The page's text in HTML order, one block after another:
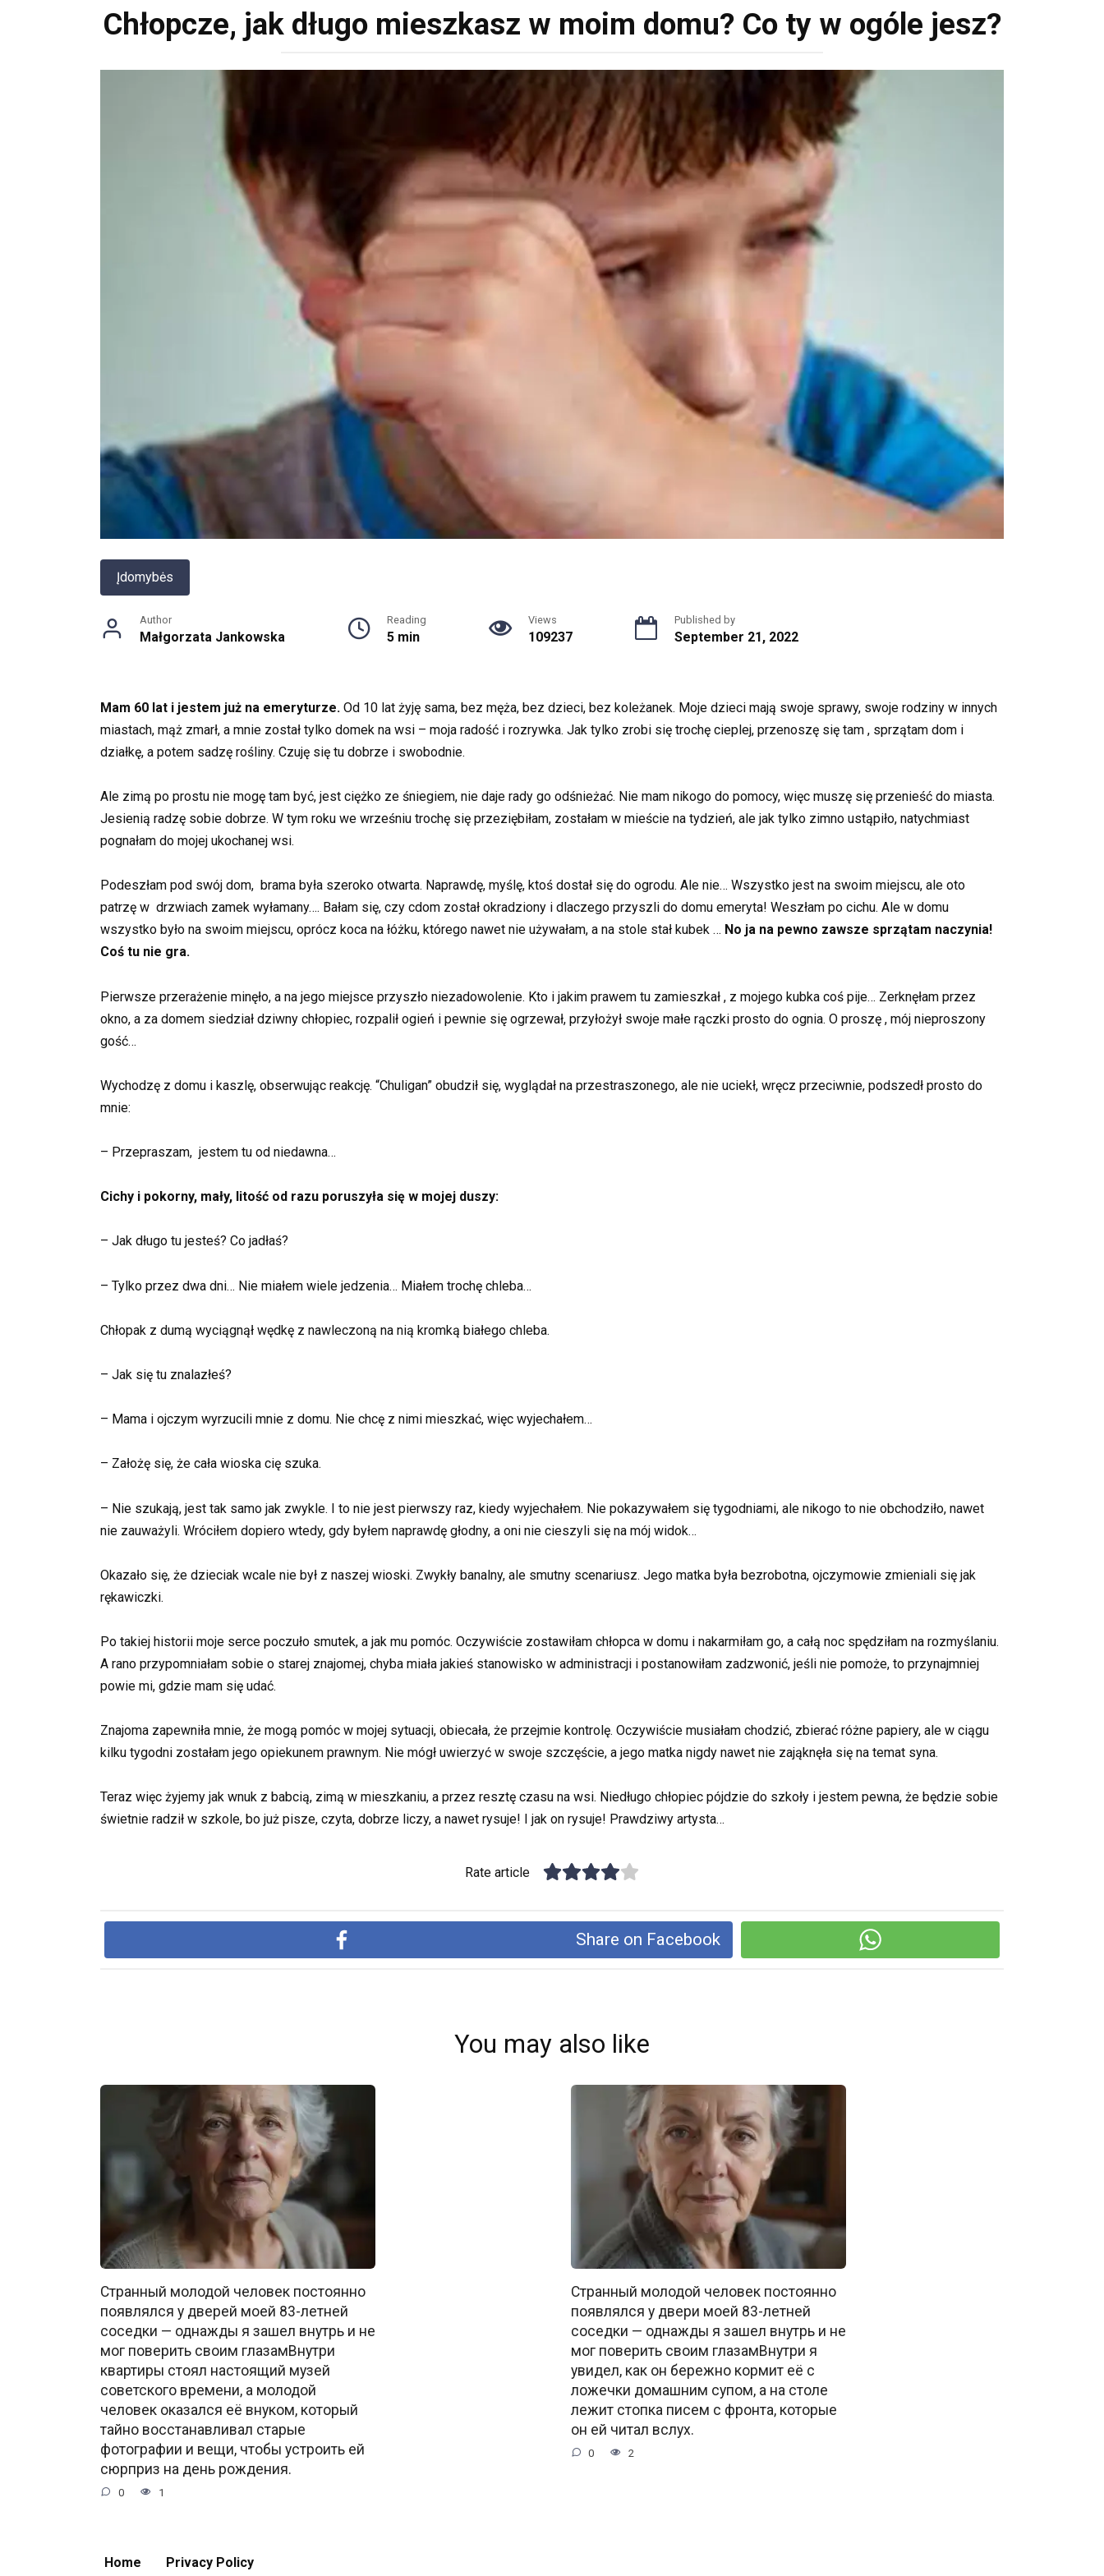
Chłopcze, jak długo mieszkasz w moim domu? Co ty w ogóle jesz?
Įdomybės
Author
Małgorzata Jankowska
Reading
5 min
Views
109237
Published by
September 21, 2022
Mam 60 lat i jestem już na emeryturze. Od 10 lat żyję sama, bez męża, bez dzieci, bez koleżanek. Moje dzieci mają swoje sprawy, swoje rodziny w innych
miastach, mąż zmarł, a mnie został tylko domek na wsi – moja radość i rozrywka. Jak tylko zrobi się trochę cieplej, przenoszę się tam , sprzątam dom i
działkę, a potem sadzę rośliny. Czuję się tu dobrze i swobodnie.
Ale zimą po prostu nie mogę tam być, jest ciężko ze śniegiem, nie daje rady go odśnieżać. Nie mam nikogo do pomocy, więc muszę się przenieść do miasta.
Jesienią radzę sobie dobrze. W tym roku we wrześniu trochę się przeziębiłam, zostałam w mieście na tydzień, ale jak tylko zimno ustąpiło, natychmiast
pognałam do mojej ukochanej wsi.
Podeszłam pod swój dom, brama była szeroko otwarta. Naprawdę, myślę, ktoś dostał się do ogrodu. Ale nie… Wszystko jest na swoim miejscu, ale oto
patrzę w drzwiach zamek wyłamany…. Bałam się, czy cdom został okradziony i dlaczego przyszli do domu emeryta! Weszłam po cichu. Ale w domu
wszystko było na swoim miejscu, oprócz koca na łóżku, którego nawet nie używałam, a na stole stał kubek … No ja na pewno zawsze sprzątam naczynia!
Coś tu nie gra.
Pierwsze przerażenie minęło, a na jego miejsce przyszło niezadowolenie. Kto i jakim prawem tu zamieszkał , z mojego kubka coś pije… Zerknęłam przez
okno, a za domem siedział dziwny chłopiec, rozpalił ogień i pewnie się ogrzewał, przyłożył swoje małe rączki prosto do ognia. O proszę , mój nieproszony
gość…
Wychodzę z domu i kaszlę, obserwując reakcję. “Chuligan” obudził się, wyglądał na przestraszonego, ale nie uciekł, wręcz przeciwnie, podszedł prosto do
mnie:
– Przepraszam, jestem tu od niedawna…
Cichy i pokorny, mały, litość od razu poruszyła się w mojej duszy:
– Jak długo tu jesteś? Co jadłaś?
– Tylko przez dwa dni… Nie miałem wiele jedzenia… Miałem trochę chleba…
Chłopak z dumą wyciągnął wędkę z nawleczoną na nią kromką białego chleba.
– Jak się tu znalazłeś?
– Mama i ojczym wyrzucili mnie z domu. Nie chcę z nimi mieszkać, więc wyjechałem…
– Założę się, że cała wioska cię szuka.
– Nie szukają, jest tak samo jak zwykle. I to nie jest pierwszy raz, kiedy wyjechałem. Nie pokazywałem się tygodniami, ale nikogo to nie obchodziło, nawet
nie zauważyli. Wróciłem dopiero wtedy, gdy byłem naprawdę głodny, a oni nie cieszyli się na mój widok…
Okazało się, że dzieciak wcale nie był z naszej wioski. Zwykły banalny, ale smutny scenariusz. Jego matka była bezrobotna, ojczymowie zmieniali się jak
rękawiczki.
Po takiej historii moje serce poczuło smutek, a jak mu pomóc. Oczywiście zostawiłam chłopca w domu i nakarmiłam go, a całą noc spędziłam na rozmyślaniu.
A rano przypomniałam sobie o starej znajomej, chyba miała jakieś stanowisko w administracji i postanowiłam zadzwonić, jeśli nie pomoże, to przynajmniej
powie mi, gdzie mam się udać.
Znajoma zapewniła mnie, że mogą pomóc w mojej sytuacji, obiecała, że przejmie kontrolę. Oczywiście musiałam chodzić, zbierać różne papiery, ale w ciągu
kilku tygodni zostałam jego opiekunem prawnym. Nie mógł uwierzyć w swoje szczęście, a jego matka nigdy nawet nie zająknęła się na temat syna.
Teraz więc żyjemy jak wnuk z babcią, zimą w mieszkaniu, a przez resztę czasu na wsi. Niedługo chłopiec pójdzie do szkoły i jestem pewna, że będzie sobie
świetnie radził w szkole, bo już pisze, czyta, dobrze liczy, a nawet rysuje! I jak on rysuje! Prawdziwy artysta…
Rate article
Share on Facebook
You may also like
Странный молодой человек постоянно
появлялся у дверей моей 83-летней
соседки — однажды я зашел внутрь и не
мог поверить своим глазамВнутри
квартиры стоял настоящий музей
советского времени, а молодой
человек оказался её внуком, который
тайно восстанавливал старые
фотографии и вещи, чтобы устроить ей
сюрприз на день рождения.
0 1
Странный молодой человек постоянно
появлялся у двери моей 83-летней
соседки — однажды я зашел внутрь и не
мог поверить своим глазамВнутри я
увидел, как он бережно кормит её с
ложечки домашним супом, а на столе
лежит стопка писем с фронта, которые
он ей читал вслух.
0 2
Home Privacy Policy